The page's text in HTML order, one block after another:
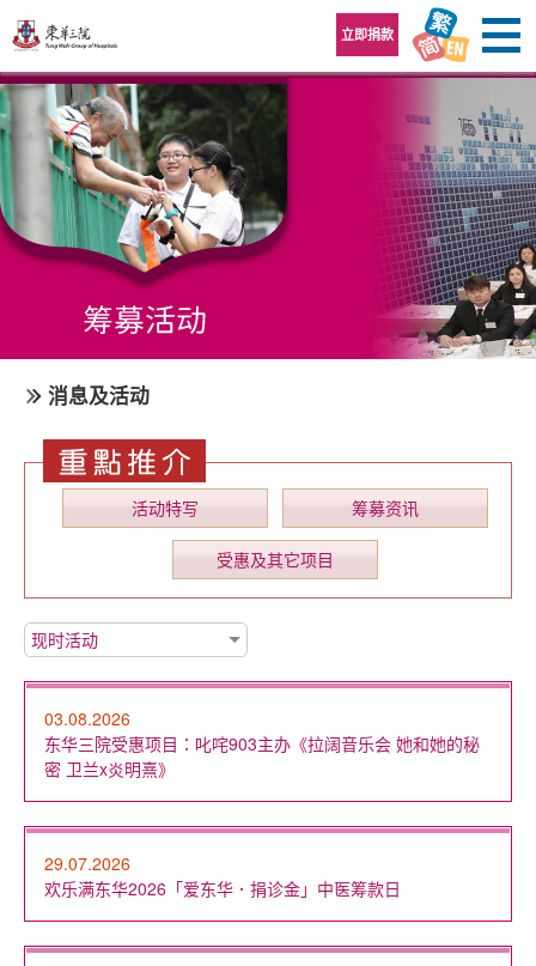
立即捐款
消息及活动
活动特写 筹募资讯
受惠及其它项目
现时活动
03.08.2026
东华三院受惠项目：叱咤903主办《拉阔音乐会 她和她的秘
密 卫兰x炎明熹》
29.07.2026
欢乐满东华2026「爱东华．捐诊金」中医筹款日